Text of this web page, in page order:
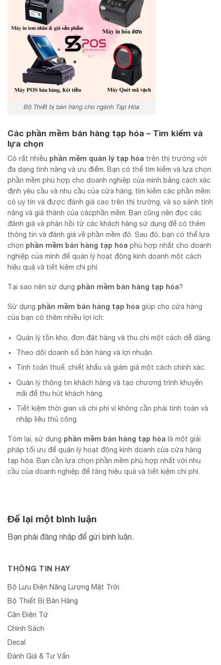
Bộ Thiết bị bán hàng cho ngành Tạp Hóa
Các phần mềm bán hàng tạp hóa – Tìm kiếm và
lựa chọn
Có rất nhiều phần mềm quàn lý tạp hóa trên thị trường với
đa dạng tính năng và ưu điểm. Bạn có thể tìm kiếm và lựa chọn
phần mềm phù hợp cho doanh nghiệp của mình bằng cách xác
định yêu cầu và nhu cầu của cửa hàng, tìm kiếm các phần mềm
có uy tín và được đánh giá cao trên thị trường, và so sánh tính
năng và giá thành của cácphần mềm. Bạn cũng nên đọc các
đánh giá và phản hồi từ các khách hàng sử dụng để có thêm
thông tin và đánh giá về phần mềm đó. Sau đó, bạn có thể lựa
chọn phần mềm bán hàng tạp hóa phù hợp nhất cho doanh
nghiệp của mình để quản lý hoạt động kinh doanh một cách
hiệu quả và tiết kiệm chi phí.
Tại sao nên sử dụng phần mềm bán hàng tạp hóa?
Sử dụng phần mềm bán hàng tạp hóa giúp cho cửa hàng
của bạn có thêm nhiều lợi ích:
Quản lý tồn kho, đơn đặt hàng và thu chi một cách dễ dàng.
Theo dõi doanh số bán hàng và lợi nhuận.
Tính toán thuế, chiết khấu và giảm giá một cách chính xác.
Quản lý thông tin khách hàng và tạo chương trình khuyến
mãi để thu hút khách hàng.
Tiết kiệm thời gian và chi phí vì không cần phải tính toán và
nhập liệu thủ công.
Tóm lại, sử dụng phần mềm bán hàng tạp hóa là một giải
pháp tối ưu để quản lý hoạt động kinh doanh của cửa hàng
tạp hóa. Bạn cần lựa chọn phần mềm phù hợp nhất với nhu
cầu của doanh nghiệp để tăng hiệu quả và tiết kiệm chi phí.
Để lại một bình luận
Bạn phải đăng nhập để gửi bình luận.
THÔNG TIN HAY
Bộ Lưu Điện Năng Lượng Mặt Trời
Bộ Thiết Bị Bán Hàng
Cân Điện Tử
Chính Sách
Decal
Đánh Giá & Tư Vấn